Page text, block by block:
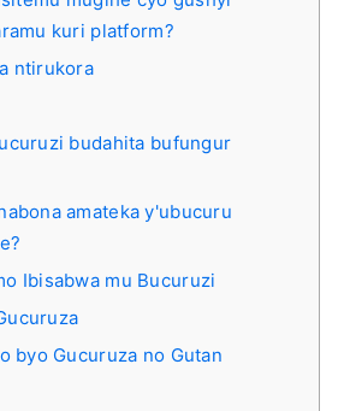
kuri platform?
ntirukora
budahita bufungur
amateka y'ubucuru
Ibisabwa mu Bucuruzi
byo Gucuruza no Gutan